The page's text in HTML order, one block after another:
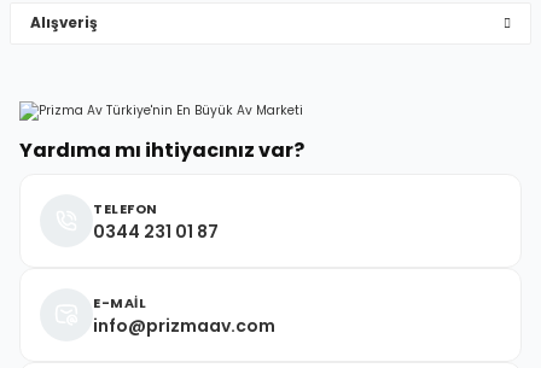
Yardıma mı ihtiyacınız var?
TELEFON
0344 231 01 87
E-MAİL
info@prizmaav.com
Alışveriş